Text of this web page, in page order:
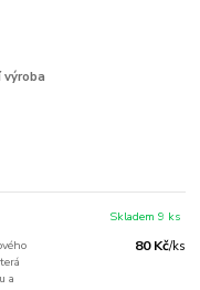
výroba
a
80 Kč/ks
Skladem 9 ks